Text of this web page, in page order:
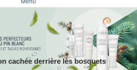
cachée derrière les bosquets